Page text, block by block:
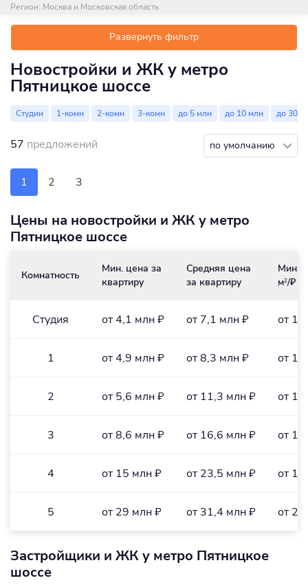
Регион: Москва и Московская область
Развернуть фильтр
Новостройки и ЖК у метро
Пятницкое шоссе
Студии 1-комн 2-комн 3-комн до 5 млн до 10 млн до 30 м²
57 предложений по умолчанию
1 2 3
Цены на новостройки и ЖК у метро
Пятницкое шоссе
Комнатность
Мин. цена за
квартиру
Средняя цена
за квартиру
Мин.
м2/₽
Студия от 4,1 млн ₽ от 7,1 млн ₽ от
1 от 4,9 млн ₽ от 8,3 млн ₽ от
2 от 5,6 млн ₽ от 11,3 млн ₽ от
3 от 8,6 млн ₽ от 16,6 млн ₽ от
4 от 15 млн ₽ от 23,5 млн ₽ от
5 от 29 млн ₽ от 31,4 млн ₽ от
Застройщики и ЖК у метро Пятницкое
шоссе